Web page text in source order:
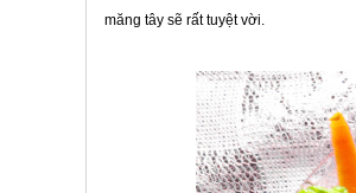
măng tây sẽ rất tuyệt vời.